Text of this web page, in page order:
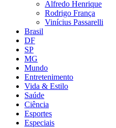
Alfredo Henrique
Rodrigo França
Vinícius Passarelli
Brasil
DF
SP
MG
Mundo
Entretenimento
Vida & Estilo
Saúde
Ciência
Esportes
Especiais